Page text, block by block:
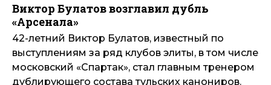
Виктор Булатов возглавил дубль
«Арсенала»
42-летний Виктор Булатов, известный по
выступлениям за ряд клубов элиты, в том числе
московский «Спартак», стал главным тренером
дублирующего состава тульских канониров.